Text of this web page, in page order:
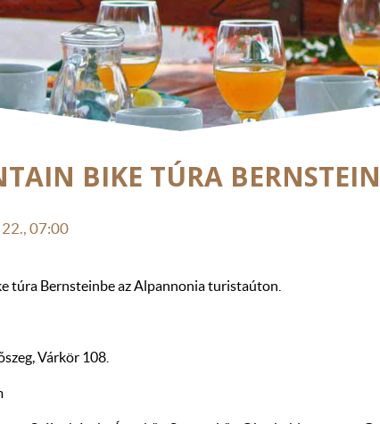
BIKE TÚRA
07:00
túra Bernsteinbe az Alpannonia turistaúton.
Várkör 108.